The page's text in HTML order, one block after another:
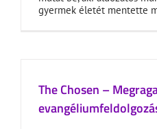
gyermek életét mentette
The Chosen –